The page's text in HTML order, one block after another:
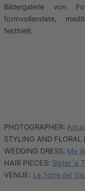
Bildergalerie von
formvollendete,
festhielt.
PHOTOGRAPHER:
STYLING AND FLORAL
WEDDING DRESS: My
HAIR PIECES: Sister´s
VENUE: La Torre del